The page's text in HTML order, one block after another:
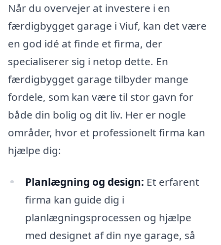
Når du overvejer at investere i en
færdigbygget garage i Viuf, kan det være
en god idé at finde et firma, der
specialiserer sig i netop dette. En
færdigbygget garage tilbyder mange
fordele, som kan være til stor gavn for
både din bolig og dit liv. Her er nogle
områder, hvor et professionelt firma kan
hjælpe dig:
Planlægning og design: Et erfarent
firma kan guide dig i
planlægningsprocessen og hjælpe
med designet af din nye garage, så